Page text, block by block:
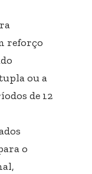
reforço
ou a
de 12
o